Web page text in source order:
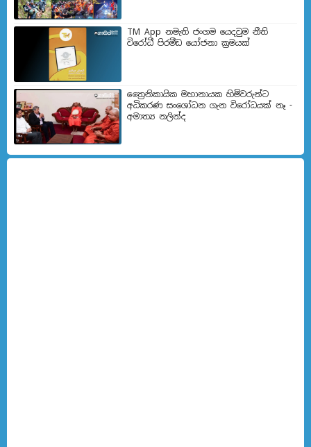
TM App නමැති ජංගම යෙදවුම නීති
විරෝධී පිරමීඩ යෝජනා ක්‍රමයක්
ත්‍රෛනිකායික මහානායක හිමිවරුන්ට
අධිකරණ සංශෝධන ගැන විරෝධයක් නෑ -
අමාත්‍ය නලින්ද